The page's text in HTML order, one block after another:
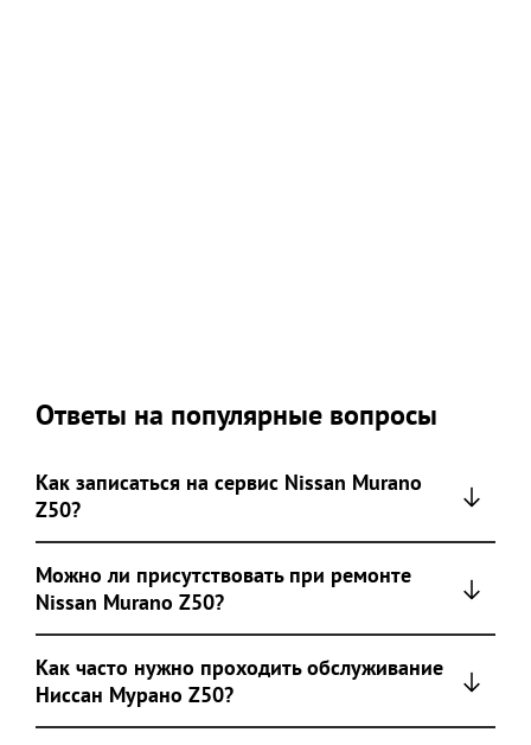
Ответы на популярные вопросы
Как записаться на сервис Nissan Murano
Z50?
Можно ли присутствовать при ремонте
Nissan Murano Z50?
Как часто нужно проходить обслуживание
Ниссан Мурано Z50?